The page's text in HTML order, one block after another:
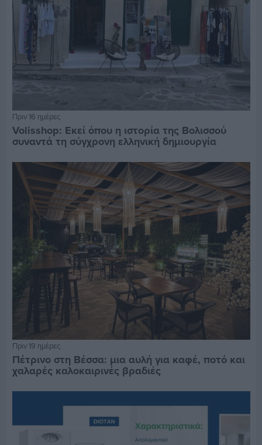
Πριν 16 ημέρες
Volisshop: Εκεί όπου η ιστορία της Βολισσού
συναντά τη σύγχρονη ελληνική δημιουργία
Πριν 19 ημέρες
Πέτρινο στη Βέσσα: μια αυλή για καφέ, ποτό και
χαλαρές καλοκαιρινές βραδιές